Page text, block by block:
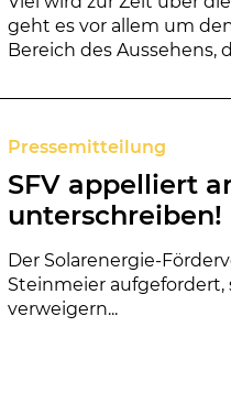
geht es vor allem um
Bereich des Aussehens,
Pressemitteilung
SFV appelliert
unterschreiben!
Der Solarenergie-
Steinmeier aufgefordert,
verweigern...